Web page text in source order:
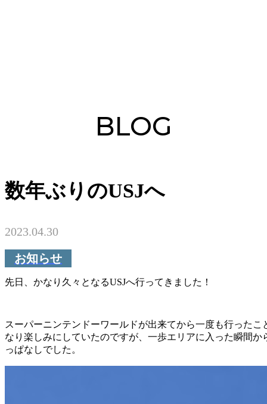
BLOG
数年ぶりのUSJへ
2023.04.30
お知らせ
先日、かなり久々となるUSJへ行ってきました！
スーパーニンテンドーワールドが出来てから一度も行ったこ
なり楽しみにしていたのですが、一歩エリアに入った瞬間か
っぱなしでした。